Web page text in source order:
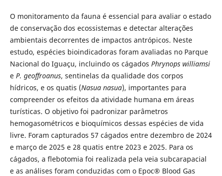
O monitoramento da fauna é essencial para avaliar o estado
de conservação dos ecossistemas e detectar alterações
ambientais decorrentes de impactos antrópicos. Neste
estudo, espécies bioindicadoras foram avaliadas no Parque
Nacional do Iguaçu, incluindo os cágados Phrynops williamsi
e P. geoffroanus, sentinelas da qualidade dos corpos
hídricos, e os quatis (Nasua nasua), importantes para
compreender os efeitos da atividade humana em áreas
turísticas. O objetivo foi padronizar parâmetros
hemogasométricos e bioquímicos dessas espécies de vida
livre. Foram capturados 57 cágados entre dezembro de 2024
e março de 2025 e 28 quatis entre 2023 e 2025. Para os
cágados, a flebotomia foi realizada pela veia subcarapacial
e as análises foram conduzidas com o Epoc® Blood Gas